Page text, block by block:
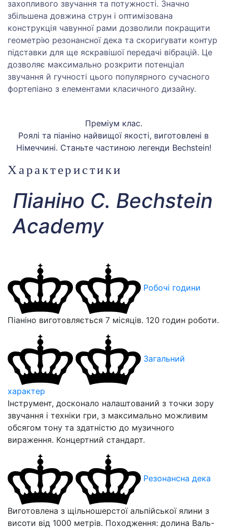
захопливого звучання та потужності. Значно
збільшена довжина струн і оптимізована
конструкція чавунної рами дозволили покращити
геометрію резонансної дека та скоригувати контур
підставки для ще яскравішої передачі вібрацій. Це
дозволяє максимально розкрити потенціал
звучання й гучності цього популярного сучасного
фортепіано з елементами класичного дизайну.
Преміум клас.
Роялі та піаніно найвищої якості, виготовлені в
Німеччині. Станьте частиною легенди Bechstein!
Характеристики
Піаніно C. Bechstein
Academy
Робочі години
Піаніно виготовляється 7 місяців. 120 годин роботи.
Загальний
характер
Інструмент, досконало налаштований з точки зору
звучання і техніки гри, з максимально можливим
обсягом тону та здатністю до музичного
вираження. Концертний стандарт.
Резонансна дека
Виготовлена з щільношерстої альпійської ялини з
висоти від 1000 метрів. Походження: долина Валь-